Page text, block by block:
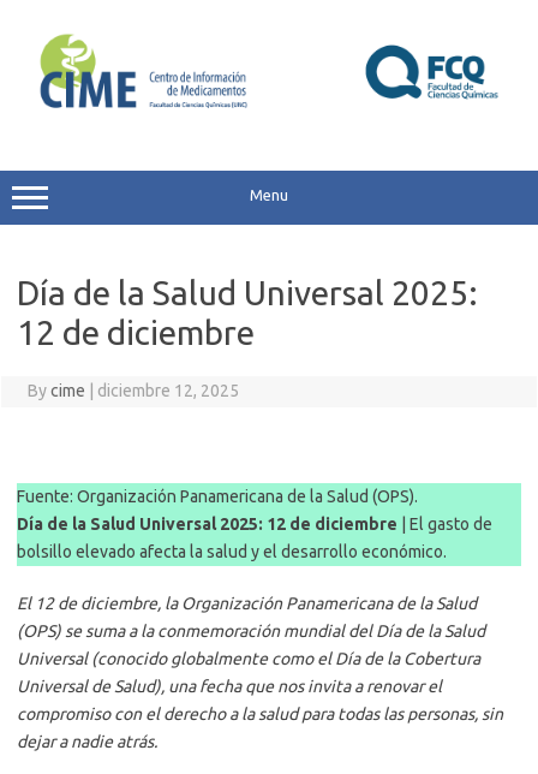
content
Menu
Día de la Salud Universal 2025:
12 de diciembre
Bycime diciembre 12, 2025
Fuente: Organización Panamericana de la Salud (OPS).
Día de la Salud Universal 2025: 12 de diciembre | El gasto de
bolsillo elevado afecta la salud y el desarrollo económico.
El 12 de diciembre, la Organización Panamericana de la Salud
(OPS) se suma a la conmemoración mundial del Día de la Salud
Universal (conocido globalmente como el Día de la Cobertura
Universal de Salud), una fecha que nos invita a renovar el
compromiso con el derecho a la salud para todas las personas, sin
dejar a nadie atrás.